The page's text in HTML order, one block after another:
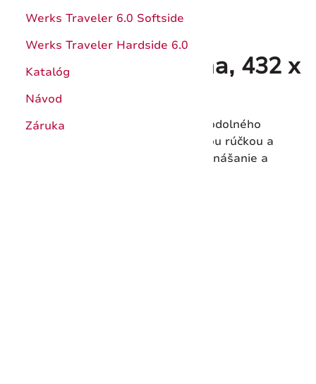
Werks Traveler 6.0 Softside
Werks Traveler Hardside 6.0
Katalóg
Návod
Záruka
Pizza doska, čierna, 432 x
254 mm
Praktická pizza doska Victorinox z odolného
papierového kompozitu. S praktickou rúčkou a
naklonenými hranami pre ľahké prenášanie a